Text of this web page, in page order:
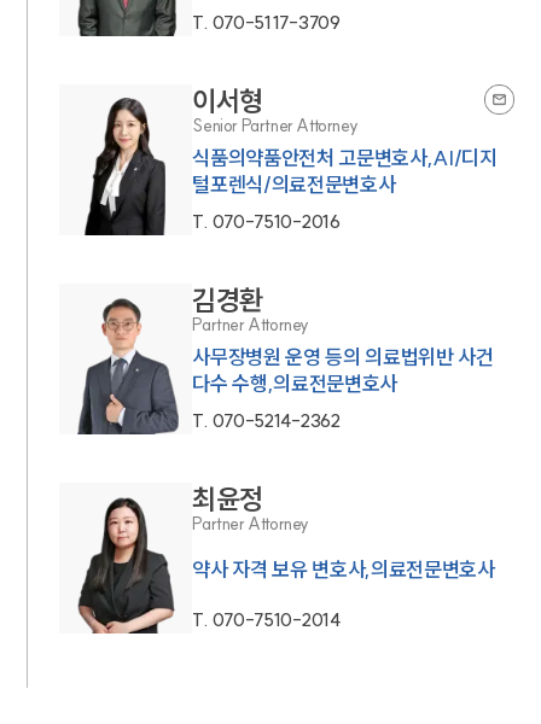
T. 070-5117-3709
이서형
Senior Partner Attorney
식품의약품안전처 고문변호사,AI/디지
털포렌식/의료전문변호사
T. 070-7510-2016
김경환
Partner Attorney
사무장병원 운영 등의 의료법위반 사건
다수 수행,의료전문변호사
T. 070-5214-2362
최윤정
Partner Attorney
약사 자격 보유 변호사,의료전문변호사
T. 070-7510-2014